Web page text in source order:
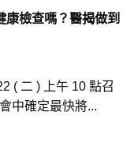
康檢查嗎？醫揭做到
( 二 ) 上午 10 點召
中確定最快將...